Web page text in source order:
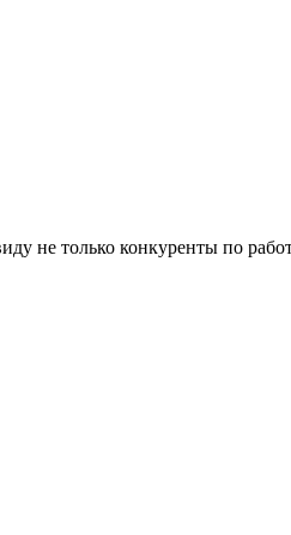
не только конкуренты по